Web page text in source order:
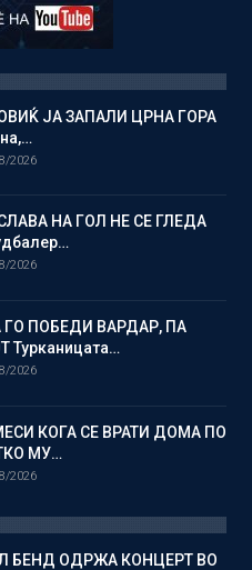
ЈА ЗАПАЛИ ЦРНА ГОРА
2026
НА ГОЛ НЕ СЕ ГЛЕДА
2026
ПОБЕДИ ВАРДАР, ПА
Турканицата…
2026
КОГА СЕ ВРАТИ ДОМА ПО
МУ…
2026
БЕНД ОДРЖА КОНЦЕРТ ВО